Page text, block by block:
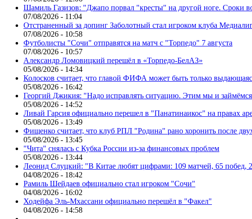
Шамиль Газизов: "Джапо порвал "кресты" на другой ноге. Сроки
07/08/2026 - 11:04
Отстраненный за допинг Заболотный стал игроком клуба
07/08/2026 - 10:58
Футболисты "Сочи" отправятся на матч с "Торпедо" 7 августа
07/08/2026 - 10:57
Александр Ломовицкий перешёл в «Торпедо-БелАЗ»
05/08/2026 - 14:34
Колосков считает, что главой ФИФА может быть только
05/08/2026 - 16:42
Георгий Джикия: "Надо исправлять ситуацию. Этим мы и
05/08/2026 - 14:52
Ливай Гарсия официально перешел в "Панатинаикос" на правах
05/08/2026 - 13:49
Фищенко считает, что клуб РПЛ "Родина" рано хоронить после
05/08/2026 - 13:45
"Чита" снялась с Кубка России из-за финансовых проблем
05/08/2026 - 13:44
Леонид Слуцкий: "В Китае любят цифрами: 109 матчей, 65 побед,
04/08/2026 - 18:42
Рамиль Шейдаев официально стал игроком "Сочи"
04/08/2026 - 16:02
Ходейфа Эль-Мхассани официально перешёл в "Факел"
04/08/2026 - 14:58